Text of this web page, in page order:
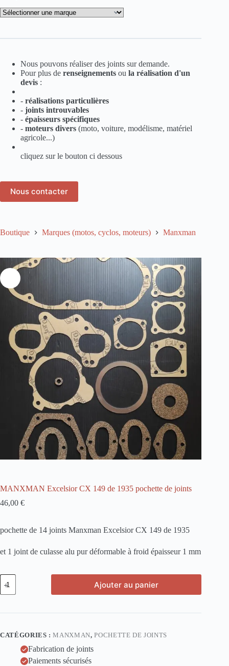
Boutique Marques (motos, cyclos, moteurs) Manxman
MANXMAN Excelsior CX 149 de 1935 pochette de joints
46,00 €
pochette de 14 joints Manxman Excelsior CX 149 de 1935
et 1 joint de culasse alu pur déformable à froid épaisseur 1 mm
quantité
de
MANXMAN
CX
1935
pochette
Ajouter au panier
CATÉGORIES :MANXMAN,POCHETTE DE JOINTS
Fabrication de joints
Paiements sécurisés
Marques
Nous pouvons réaliser des joints sur demande.
Pour plus de renseignements ou la réalisation d'un
devis :
- réalisations particulières
- joints introuvables
- épaisseurs spécifiques
- moteurs divers (moto, voiture, modélisme, matériel
agricole...)
cliquez sur le bouton ci dessous
Nous contacter